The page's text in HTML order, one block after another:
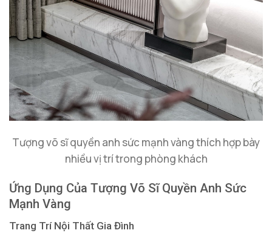
Tượng võ sĩ quyền anh sức mạnh vàng thích hợp bày
nhiều vị trí trong phòng khách
Ứng Dụng Của Tượng Võ Sĩ Quyền Anh Sức
Mạnh Vàng
Trang Trí Nội Thất Gia Đình